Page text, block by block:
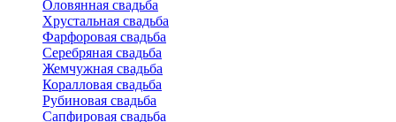
Оловянная свадьба
Хрустальная свадьба
Фарфоровая свадьба
Серебряная свадьба
Жемчужная свадьба
Коралловая свадьба
Рубиновая свадьба
Сапфировая свадьба